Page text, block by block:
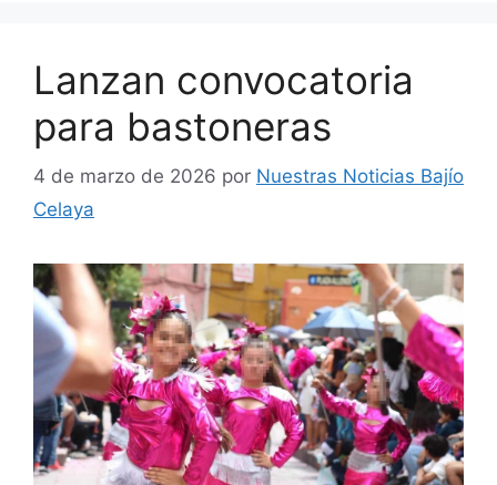
Lanzan convocatoria
para bastoneras
4 de marzo de 2026 por Nuestras Noticias Bajío
Celaya